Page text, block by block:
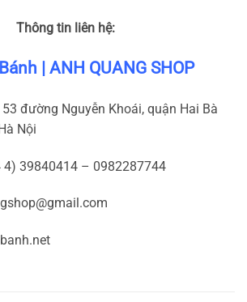
Thông tin liên hệ:
| ANH QUANG SHOP
đường Nguyễn Khoái, quận Hai Bà
Nội
4) 39840414 – 0982287744